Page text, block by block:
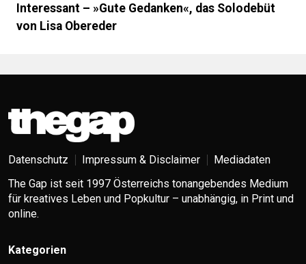
Interessant – »Gute Gedanken«, das Solo­debüt
von Lisa Obereder
Datenschutz Impressum & Disclaimer
Mediadaten
The Gap ist seit 1997 Österreichs tonangebendes Medium
für kreatives Leben und Popkultur – unabhängig, in Print und
online.
Kategorien